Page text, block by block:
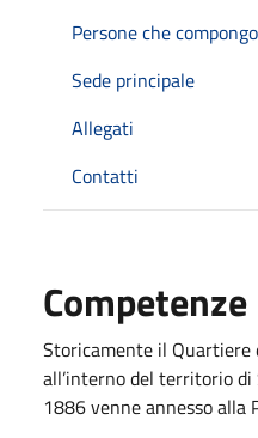
Persone che
Sede principale
Allegati
Contatti
Competenze
Storicamente il Quartiere
all’interno del territorio di
1886 venne annesso alla